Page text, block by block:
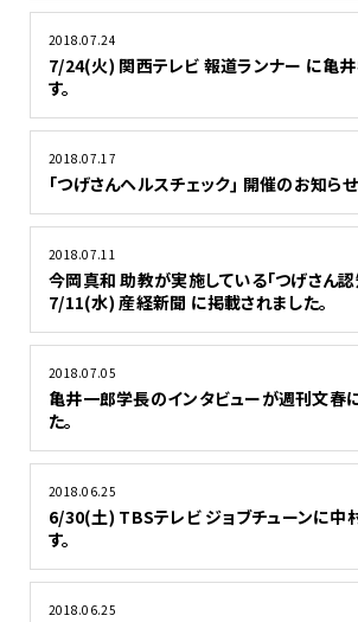
2018.07.24
7/24(火) 関西テレビ 報道ランナー に亀
す。
2018.07.17
｢つげさんヘルスチェック｣ 開催のお知らせ
2018.07.11
今岡真和 助教が実施している「つげさん
7/11(水) 産経新聞 に掲載されました。
2018.07.05
亀井一郎学長のインタビューが週刊文春
た。
2018.06.25
6/30(土) TBSテレビ ジョブチューンに中
す。
2018.06.25